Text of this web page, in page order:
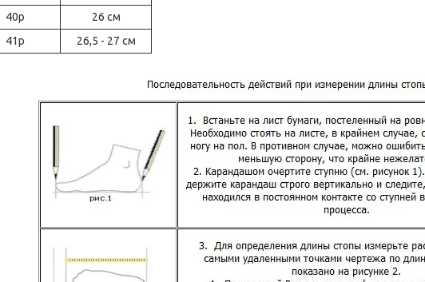
40р
26 см
41р
26,5 - 27 см